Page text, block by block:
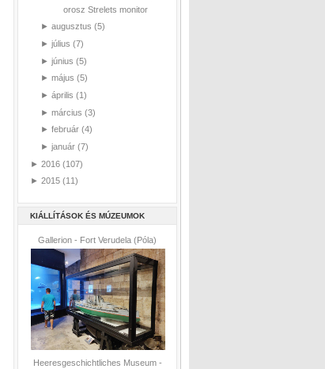
orosz Strelets monitor
► augusztus (5)
► július (7)
► június (5)
► május (5)
► április (1)
► március (3)
► február (4)
► január (7)
► 2016 (107)
► 2015 (11)
KIÁLLÍTÁSOK ÉS MÚZEUMOK
Gallerion - Fort Verudela (Póla)
Heeresgeschichtliches Museum -